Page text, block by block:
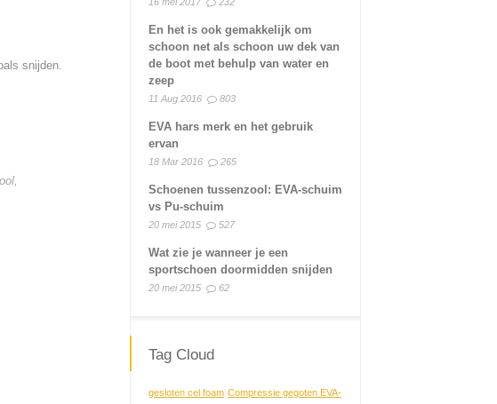
snijden.
,
En het is ook gemakkelijk om
schoon net als schoon uw dek van
de boot met behulp van water en
zeep
11 Aug 2016 803
EVA hars merk en het gebruik
ervan
18 Mar 2016 265
Schoenen tussenzool: EVA-schuim
vs Pu-schuim
20 mei 2015 527
Wat zie je wanneer je een
sportschoen doormidden snijden
20 mei 2015 62
Tag Cloud
gesloten cel foam Compressie gegoten EVA-